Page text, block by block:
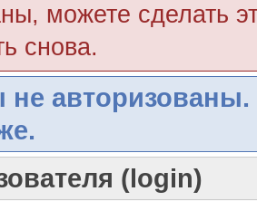
можете сделать
снова.
авторизованы.
(login)